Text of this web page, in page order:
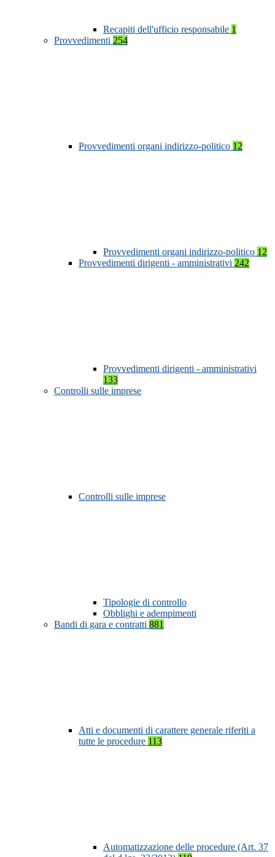
Recapiti dell'ufficio responsabile 1
Provvedimenti 254
Provvedimenti organi indirizzo-politico 12
Provvedimenti organi indirizzo-politico 12
Provvedimenti dirigenti - amministrativi 242
Provvedimenti dirigenti - amministrativi
133
Controlli sulle imprese
Controlli sulle imprese
Tipologie di controllo
Obblighi e adempimenti
Bandi di gara e contratti 881
Atti e documenti di carattere generale riferiti a
tutte le procedure 113
Automatizzazione delle procedure (Art. 37